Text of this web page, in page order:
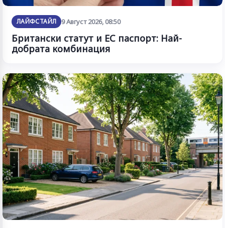
ЛАЙФСТАЙЛ 9 Август 2026, 08:50
Британски статут и ЕС паспорт: Най-
добрата комбинация